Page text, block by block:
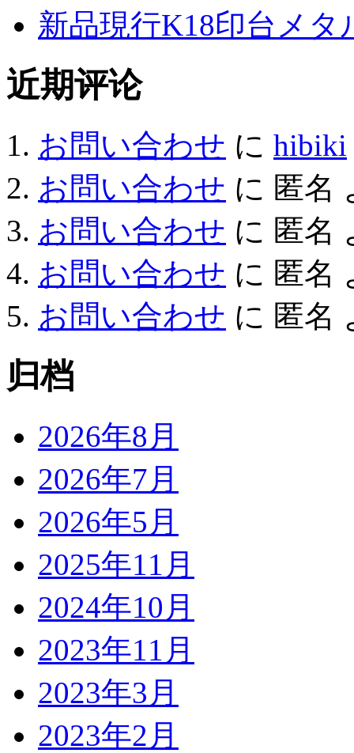
新品現行K18印台メタ
近期评论
お問い合わせ に hibiki
お問い合わせ に 匿名
お問い合わせ に 匿名
お問い合わせ に 匿名
お問い合わせ に 匿名
归档
2026年8月
2026年7月
2026年5月
2025年11月
2024年10月
2023年11月
2023年3月
2023年2月